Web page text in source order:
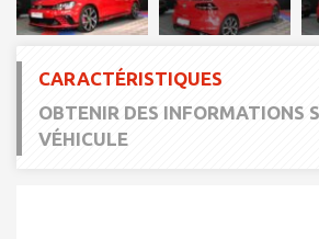
CARACTÉRISTIQUES
OBTENIR DES INFORMATIONS
VÉHICULE